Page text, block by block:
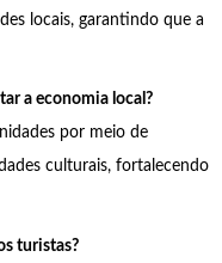
locais, garantindo que a
a economia local?
por meio de
culturais, fortalecendo
turistas?